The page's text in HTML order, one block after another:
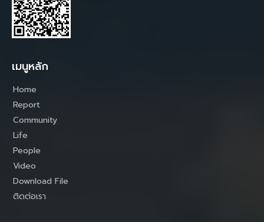
เมนูหลัก
Home
Report
Community
Life
People
Video
Download File
ติดต่อเรา